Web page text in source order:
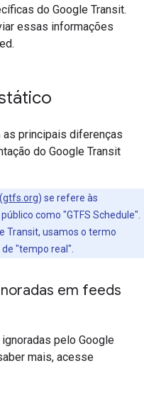
do Google Transit.
essas informações
principais diferenças
do Google Transit
gtfs.org) se refere às
como "GTFS Schedule".
Transit, usamos o termo
"tempo real".
em feeds
pelo Google
mais, acesse